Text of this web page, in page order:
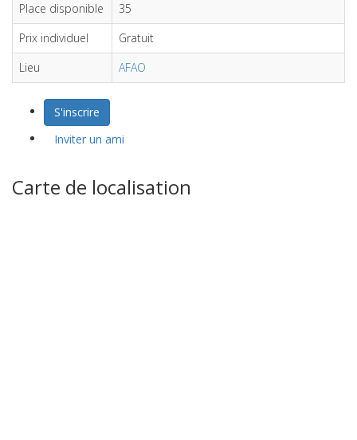
Place disponible
35
Prix individuel
Gratuit
Lieu
AFAO
S'inscrire
Inviter un ami
Carte de localisation